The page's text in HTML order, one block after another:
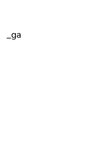
_ga